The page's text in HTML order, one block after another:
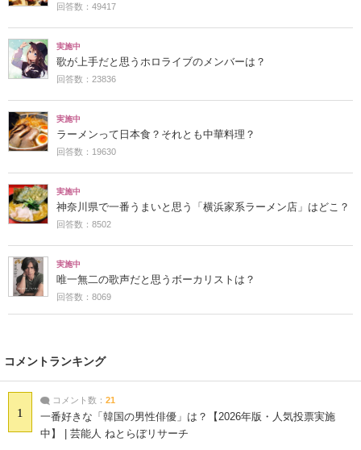
回答数：49417
実施中
歌が上手だと思うホロライブのメンバーは？
回答数：23836
実施中
ラーメンって日本食？それとも中華料理？
回答数：19630
実施中
神奈川県で一番うまいと思う「横浜家系ラーメン店」はどこ？
回答数：8502
実施中
唯一無二の歌声だと思うボーカリストは？
回答数：8069
コメントランキング
1
コメント数： 21
一番好きな「韓国の男性俳優」は？【2026年版・人気投票実施
中】 | 芸能人 ねとらぼリサーチ